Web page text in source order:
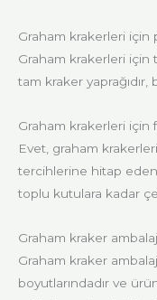
Graham krakerleri
Graham krakerleri için
tam kraker
Graham krakerleri için
Evet, graham
tercihlerine hitap
toplu kutulara kadar
Graham kraker
Graham kraker
boyutlarındadır ve